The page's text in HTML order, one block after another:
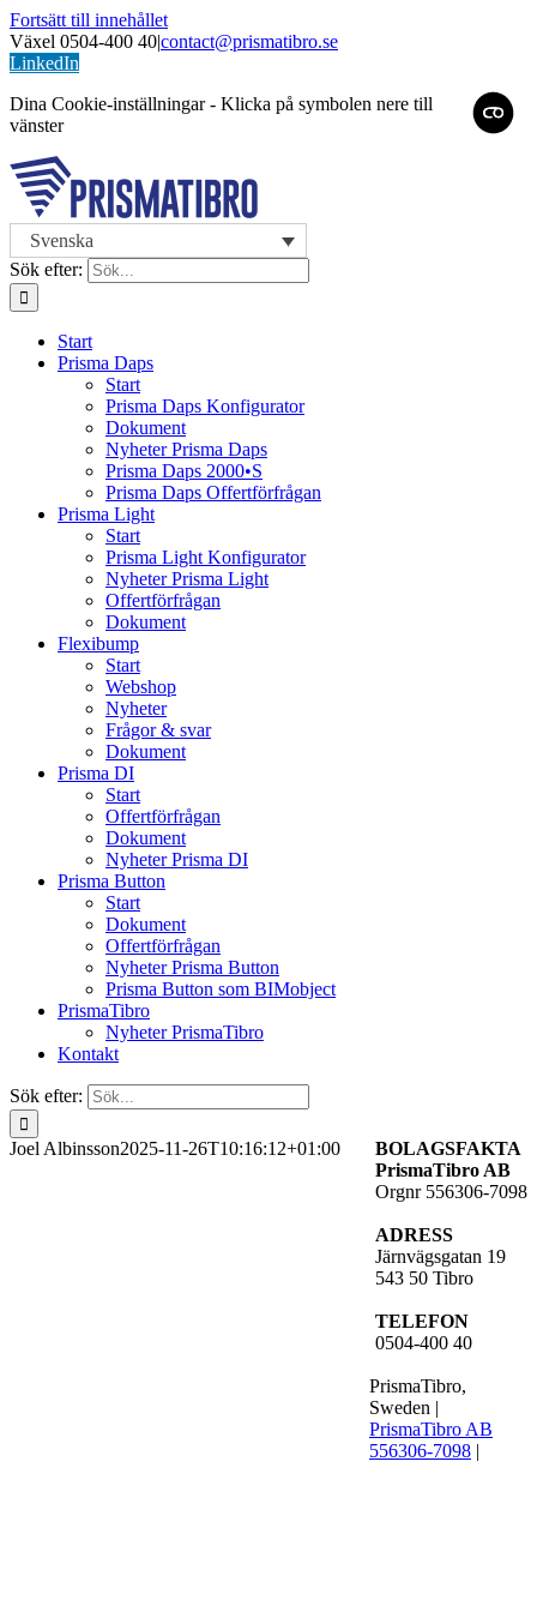
Fortsätt till innehållet
Växel 0504-400 40|contact@prismatibro.se
LinkedIn
Dina Cookie-inställningar - Klicka på symbolen nere till
vänster
Svenska
Sök efter:
Start
Prisma Daps
Start
Prisma Daps Konfigurator
Dokument
Nyheter Prisma Daps
Prisma Daps 2000•S
Prisma Daps Offertförfrågan
Prisma Light
Start
Prisma Light Konfigurator
Nyheter Prisma Light
Offertförfrågan
Dokument
Flexibump
Start
Webshop
Nyheter
Frågor & svar
Dokument
Prisma DI
Start
Offertförfrågan
Dokument
Nyheter Prisma DI
Prisma Button
Start
Dokument
Offertförfrågan
Nyheter Prisma Button
Prisma Button som BIMobject
PrismaTibro
Nyheter PrismaTibro
Kontakt
Sök efter:
Joel Albinsson2025-11-26T10:16:12+01:00
BOLAGSFAKTA
PrismaTibro AB
Orgnr 556306-7098
ADRESS
Järnvägsgatan 19
543 50 Tibro
TELEFON
0504-400 40
PrismaTibro,
Sweden |
PrismaTibro AB
556306-7098 |